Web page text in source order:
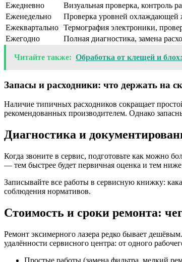
Ежедневно
Визуальная проверка, контроль
Еженедельно
Проверка уровней охлаждающей
Ежеквартально Термография электроники,
Ежегодно
Полная диагностика, замена
Читайте также: Обработка от клещей и
Запасы и расходники: что держать на
Наличие типичных расходников сокращает
рекомендованных производителем. Однако
Диагностика и
Когда звоните в сервис, подготовьте как можно
— тем быстрее будет первичная оценка и тем
Записывайте все работы в сервисную книжку:
соблюдения нормативов.
Стоимость и сроки ремонта:
Ремонт эксимерного лазера редко бывает
удалённости сервисного центра: от одного
Простые работы (замена фильтра, мелкий